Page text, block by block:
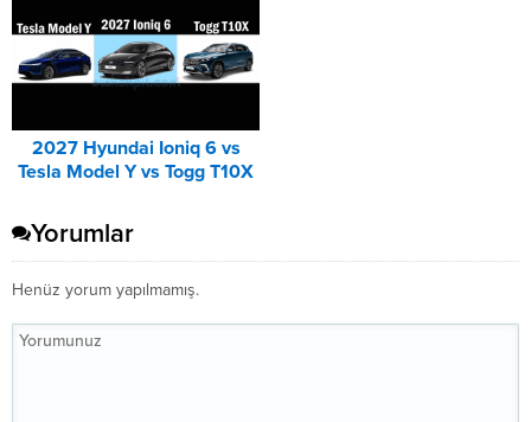
2027 Hyundai Ioniq 6 vs
Tesla Model Y vs Togg T10X
Yorumlar
Henüz yorum yapılmamış.